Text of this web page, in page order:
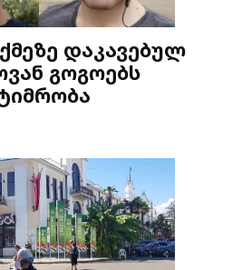
დაკავებულ
გოგოებს